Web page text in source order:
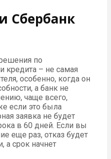
Сбербанк
по
кредита – не самая
особенно, когда он
а банк не
чаще всего,
если это была
заявка не будет
в 60 дней. Если вы
еще раз, отказ будет
а срок начнет